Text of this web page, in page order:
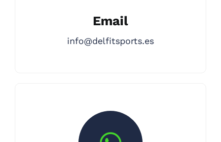
Email
info@delfitsports.es